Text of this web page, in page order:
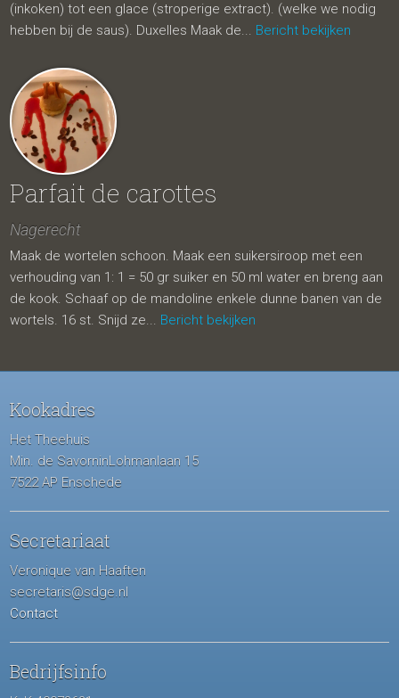
(inkoken) tot een glace (stroperige extract). (welke we nodig
hebben bij de saus). Duxelles Maak de... Bericht bekijken
Parfait de carottes
Nagerecht
Maak de wortelen schoon. Maak een suikersiroop met een
verhouding van 1: 1 = 50 gr suiker en 50 ml water en breng aan
de kook. Schaaf op de mandoline enkele dunne banen van de
wortels. 16 st. Snijd ze... Bericht bekijken
Kookadres
Het Theehuis
Min. de SavorninLohmanlaan 15
7522 AP Enschede
Secretariaat
Veronique van Haaften
secretaris@sdge.nl
Contact
Bedrijfsinfo